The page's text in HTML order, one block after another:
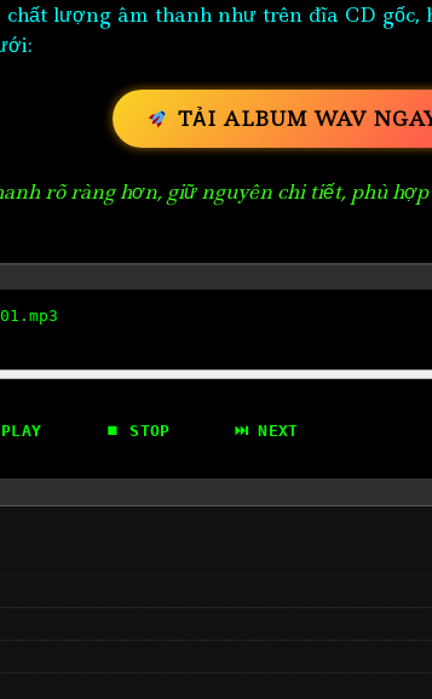
lượng âm thanh như trên đĩa CD gốc,
TẢI ALBUM WAV
rõ ràng hơn, giữ nguyên chi tiết, phù
PLAY ⏹ STOP ⏭ NEXT